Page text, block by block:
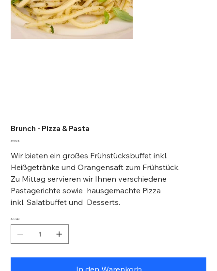
Brunch - Pizza & Pasta
Preis
39,80 €
Wir bieten ein großes Frühstücksbuffet inkl.
Heißgetränke und Orangensaft zum Frühstück.
Zu Mittag servieren wir Ihnen verschiedene
Pastagerichte sowie hausgemachte Pizza
inkl. Salatbuffet und Desserts.
Anzahl